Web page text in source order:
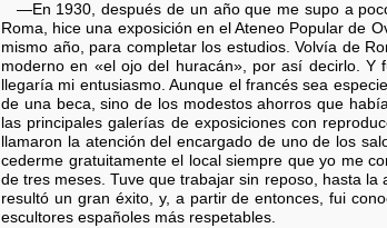
—En 1930, después de un año que me supo a
Roma, hice una exposición en el Ateneo Popular de
mismo año, para completar los estudios. Volvía de
moderno en «el ojo del huracán», por así decirlo.
llegaría mi entusiasmo. Aunque el francés sea
de una beca, sino de los modestos ahorros que
las principales galerías de exposiciones con
llamaron la atención del encargado de uno de los
cederme gratuitamente el local siempre que yo me
de tres meses. Tuve que trabajar sin reposo, hasta
resultó un gran éxito, y, a partir de entonces, fui
escultores españoles más respetables.